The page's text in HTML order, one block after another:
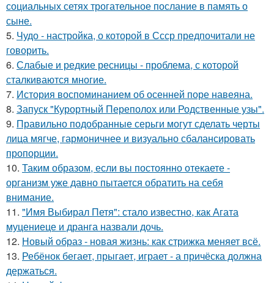
социальных сетях трогательное послание в память о
сыне.
5. Чудо - настройка, о которой в Ссср предпочитали не
говорить.
6. Слабые и редкие ресницы - проблема, с которой
сталкиваются многие.
7. История воспоминанием об осенней поре навеяна.
8. Запуск "Курортный Переполох или Родственные узы".
9. Правильно подобранные серьги могут сделать черты
лица мягче, гармоничнее и визуально сбалансировать
пропорции.
10. Таким образом, если вы постоянно отекаете -
организм уже давно пытается обратить на себя
внимание.
11. "Имя Выбирал Петя": стало известно, как Агата
муцениеце и дранга назвали дочь.
12. Новый образ - новая жизнь: как стрижка меняет всё.
13. Ребёнок бегает, прыгает, играет - а причёска должна
держаться.